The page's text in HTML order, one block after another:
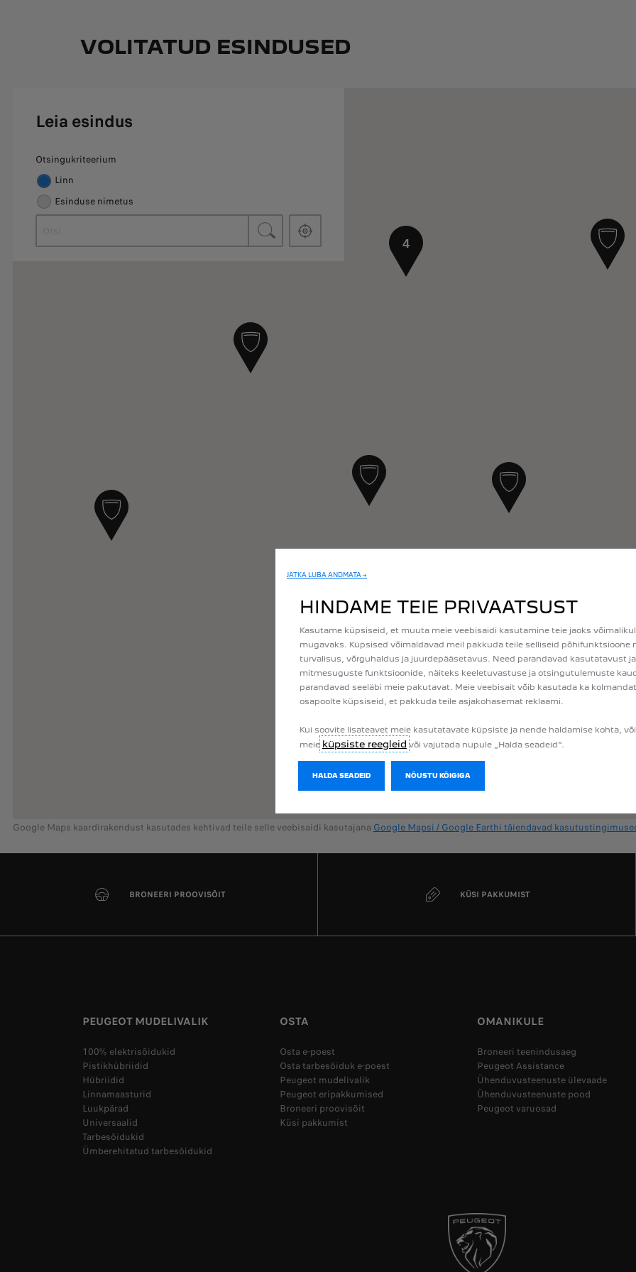
VOLITATUD ESINDUSED
Leia esindus
Otsingukriteerium
Linn
Esinduse nimetus
4
Google Maps kaardirakendust kasutades kehtivad teile selle veebisaidi kasutajana Google Mapsi / Google Earthi täiendavad
BRONEERI PROOVISÕIT KÜSI PAKKUMIST
PEUGEOT MUDELIVALIK
100% elektrisõidukid
Pistikhübriidid
Hübriidid
Linnamaasturid
Luukpärad
Universaalid
Tarbesõidukid
Ümberehitatud tarbesõidukid
OSTA
Osta e-poest
Osta tarbesõiduk e-poest
Peugeot mudelivalik
Peugeot eripakkumised
Broneeri proovisõit
Küsi pakkumist
OMANIKULE
Broneeri teenindusaeg
Peugeot Assistance
Ühenduvusteenuste ülevaade
Ühenduvusteenuste pood
Peugeot varuosad
JÄTKA LUBA ANDMATA →
HINDAME TEIE PRIVAATSUST
Kasutame küpsiseid, et muuta meie veebisaidi kasutamine teie jaoks
mugavaks. Küpsised võimaldavad meil pakkuda teile selliseid põhifunktsioone
turvalisus, võrguhaldus ja juurdepääsetavus. Need parandavad kasutatavust
mitmesuguste funktsioonide, näiteks keeletuvastuse ja otsingutulemuste
parandavad seeläbi meie pakutavat. Meie veebisait võib kasutada ka
osapoolte küpsiseid, et pakkuda teile asjakohasemat reklaami.
Kui soovite lisateavet meie kasutatavate küpsiste ja nende haldamise kohta,
meie küpsiste reegleid või vajutada nupule „Halda seadeid“.
HALDA SEADEID NÕUSTU KÕIGIGA